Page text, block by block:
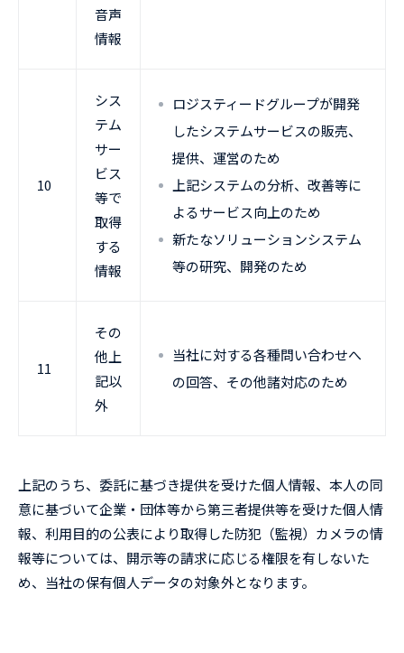
音声
情報
10
シス
テム
サー
ビス
等で
取得
する
情報
ロジスティードグループが開発
したシステムサービスの販売、
提供、運営のため
上記システムの分析、改善等に
よるサービス向上のため
新たなソリューションシステム
等の研究、開発のため
11
その
他上
記以
外
当社に対する各種問い合わせへ
の回答、その他諸対応のため
上記のうち、委託に基づき提供を受けた個人情報、本人の同
意に基づいて企業・団体等から第三者提供等を受けた個人情
報、利用目的の公表により取得した防犯（監視）カメラの情
報等については、開示等の請求に応じる権限を有しないた
め、当社の保有個人データの対象外となります。